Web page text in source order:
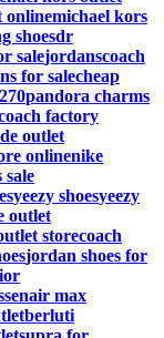
onlinemichael kors
shoesdr
salejordanscoach
for salecheap
pandora charms
factory
outlet
onlinenike
sale
yeezy shoesyeezy
outlet
storecoach
jordan shoes for
air max
berluti